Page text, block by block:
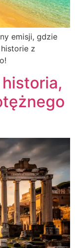
emisji, gdzie
z